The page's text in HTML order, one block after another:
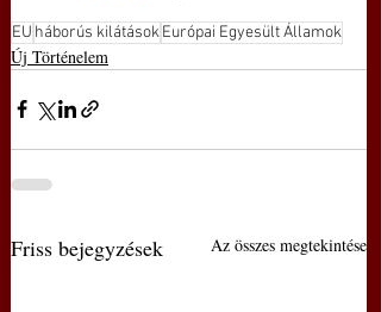
EU háborús kilátásokEurópai Egyesült Államok
Új Történelem
Friss bejegyzések Az összes megtekintése